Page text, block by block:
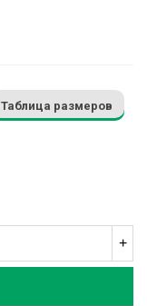
Таблица размеров
+